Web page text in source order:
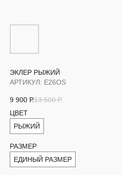
ЭКЛЕР РЫЖИЙ
АРТИКУЛ: E26OS
9 900 Р.13 500 Р.
ЦВЕТ
РЫЖИЙ
РАЗМЕР
ЕДИНЫЙ РАЗМЕР